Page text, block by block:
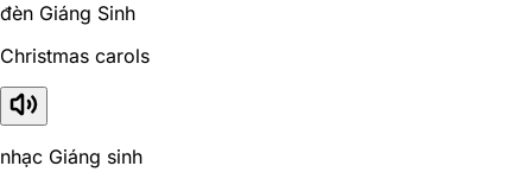
đèn Giáng Sinh
Christmas carols
nhạc Giáng sinh